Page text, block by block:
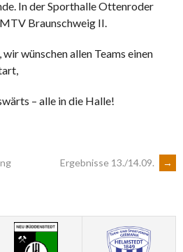
In der Sporthalle Ottenroder
Braunschweig II.
wünschen allen Teams einen
– alle in die Halle!
Ergebnisse 13./14.09. →